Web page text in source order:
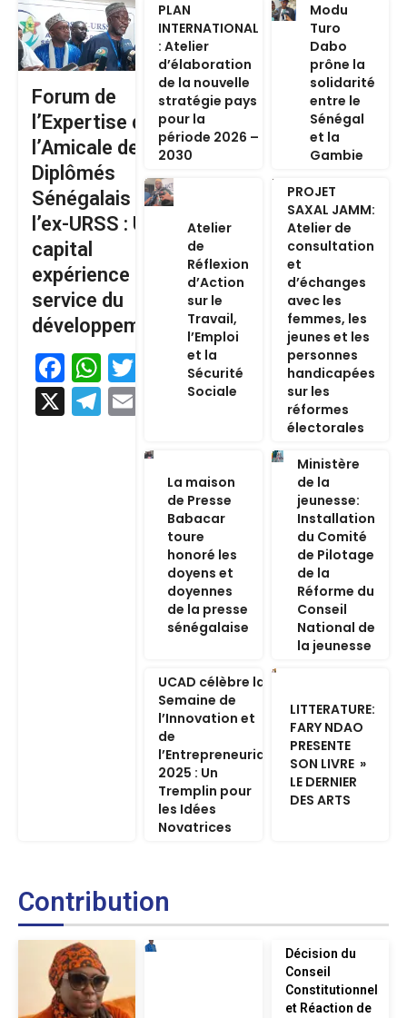
Forum de
l’Expertise de
l’Amicale des
Diplômés
Sénégalais de
l’ex-URSS : Un
capital
expérience au
service du
développement
Facebook
WhatsApp
Twitter
X
Telegram
Email
PLAN
INTERNATIONAL
: Atelier
d’élaboration
de la nouvelle
stratégie pays
pour la
période 2026 –
2030
Modu
Turo
Dabo
prône la
solidarité
entre le
Sénégal
et la
Gambie
Atelier
de
Réflexion
d’Action
sur le
Travail,
l’Emploi
et la
Sécurité
Sociale
PROJET
SAXAL JAMM:
Atelier de
consultation
et
d’échanges
avec les
femmes, les
jeunes et les
personnes
handicapées
sur les
réformes
électorales
La maison
de Presse
Babacar
toure
honoré les
doyens et
doyennes
de la presse
sénégalaise
Ministère
de la
jeunesse:
Installation
du Comité
de Pilotage
de la
Réforme du
Conseil
National de
la jeunesse
UCAD célèbre la
Semaine de
l’Innovation et
de
l’Entrepreneuriat
2025 : Un
Tremplin pour
les Idées
Novatrices
LITTERATURE:
FARY NDAO
PRESENTE
SON LIVRE »
LE DERNIER
DES ARTS
Contribution
Décision du
Conseil
Constitutionnel
et Réaction de